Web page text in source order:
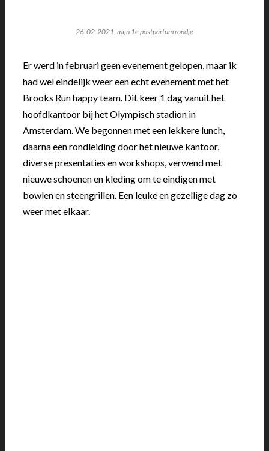
26-02-2021, mijn 1e postpartum rondje
Er werd in februari geen evenement gelopen, maar ik
had wel eindelijk weer een echt evenement met het
Brooks Run happy team. Dit keer 1 dag vanuit het
hoofdkantoor bij het Olympisch stadion in
Amsterdam. We begonnen met een lekkere lunch,
daarna een rondleiding door het nieuwe kantoor,
diverse presentaties en workshops, verwend met
nieuwe schoenen en kleding om te eindigen met
bowlen en steengrillen. Een leuke en gezellige dag zo
weer met elkaar.